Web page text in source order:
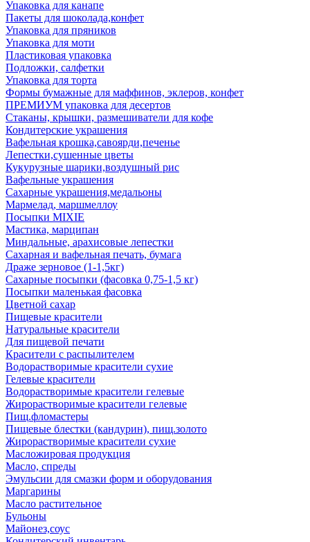
Упаковка для канапе
Пакеты для шоколада,конфет
Упаковка для пряников
Упаковка для моти
Пластиковая упаковка
Подложки, салфетки
Упаковка для торта
Формы бумажные для маффинов, эклеров, конфет
ПРЕМИУМ упаковка для десертов
Стаканы, крышки, размешиватели для кофе
Кондитерские украшения
Вафельная крошка,савоярди,печенье
Лепестки,сушенные цветы
Кукурузные шарики,воздушный рис
Вафельные украшения
Сахарные украшения,медальоны
Мармелад, маршмеллоу
Посыпки MIXIE
Мастика, марципан
Миндальные, арахисовые лепестки
Сахарная и вафельная печать, бумага
Драже зерновое (1-1,5кг)
Сахарные посыпки (фасовка 0,75-1,5 кг)
Посыпки маленькая фасовка
Цветной сахар
Пищевые красители
Натуральные красители
Для пищевой печати
Красители с распылителем
Водорастворимые красители сухие
Гелевые красители
Водорастворимые красители гелевые
Жирорастворимые красители гелевые
Пищ.фломастеры
Пищевые блестки (кандурин), пищ.золото
Жирорастворимые красители сухие
Масложировая продукция
Масло, спреды
Эмульсии для смазки форм и оборудования
Маргарины
Масло растительное
Бульоны
Майонез,соус